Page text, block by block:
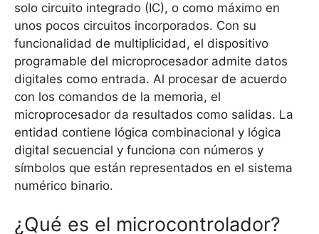
solo circuito integrado (IC), o como máximo en
unos pocos circuitos incorporados. Con su
funcionalidad de multiplicidad, el dispositivo
programable del microprocesador admite datos
digitales como entrada. Al procesar de acuerdo
con los comandos de la memoria, el
microprocesador da resultados como salidas. La
entidad contiene lógica combinacional y lógica
digital secuencial y funciona con números y
símbolos que están representados en el sistema
numérico binario.
¿Qué es el microcontrolador?